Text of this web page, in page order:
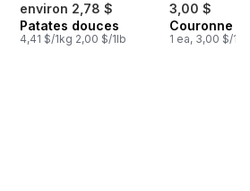
environ 2,78 $
Patates douces
4,41 $/1kg 2,00 $/1lb
3,00 $
Couronne
1 ea, 3,00 $/1ch